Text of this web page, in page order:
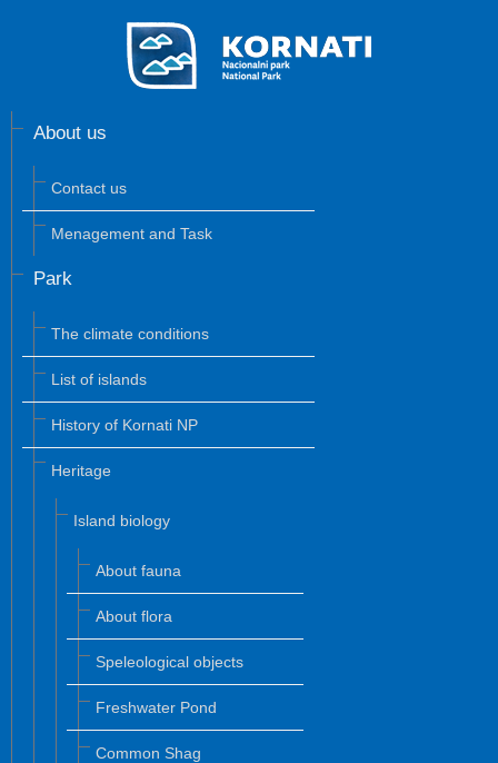
About us
Contact us
Menagement and Task
Park
The climate conditions
List of islands
History of Kornati NP
Heritage
Island biology
About fauna
About flora
Speleological objects
Freshwater Pond
Common Shag